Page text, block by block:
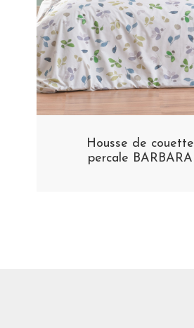
Housse de couette
percale BARBARA